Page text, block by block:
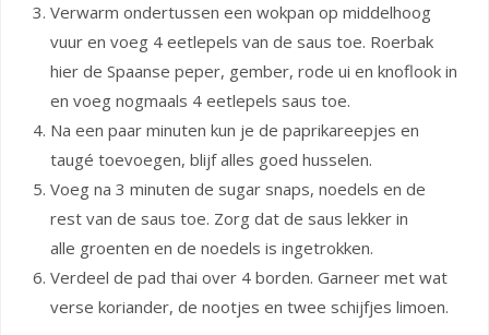
Verwarm ondertussen een wokpan op middelhoog
vuur en voeg 4 eetlepels van de saus toe. Roerbak
hier de Spaanse peper, gember, rode ui en knoflook in
en voeg nogmaals 4 eetlepels saus toe.
Na een paar minuten kun je de paprikareepjes en
taugé toevoegen, blijf alles goed husselen.
Voeg na 3 minuten de sugar snaps, noedels en de
rest van de saus toe. Zorg dat de saus lekker in
alle groenten en de noedels is ingetrokken.
Verdeel de pad thai over 4 borden. Garneer met wat
verse koriander, de nootjes en twee schijfjes limoen.